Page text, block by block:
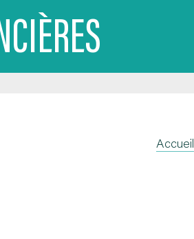
Accueil